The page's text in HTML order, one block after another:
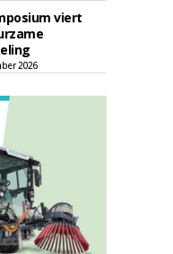
viert
2026